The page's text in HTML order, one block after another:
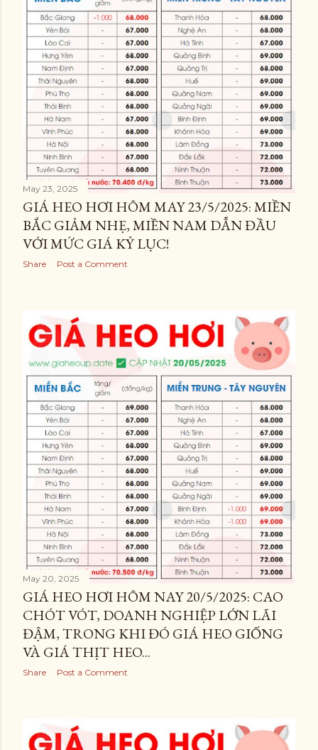
May 23, 2025
GIÁ HEO HƠI HÔM MAY 23/5/2025: MIỀN
BẮC GIẢM NHẸ, MIỀN NAM DẪN ĐẦU
VỚI MỨC GIÁ KỶ LỤC!
Share Post a Comment
May 20, 2025
GIÁ HEO HƠI HÔM NAY 20/5/2025: CAO
CHÓT VÓT, DOANH NGHIỆP LỚN LÃI
ĐẬM, TRONG KHI ĐÓ GIÁ HEO GIỐNG
VÀ GIÁ THỊT HEO...
Share Post a Comment